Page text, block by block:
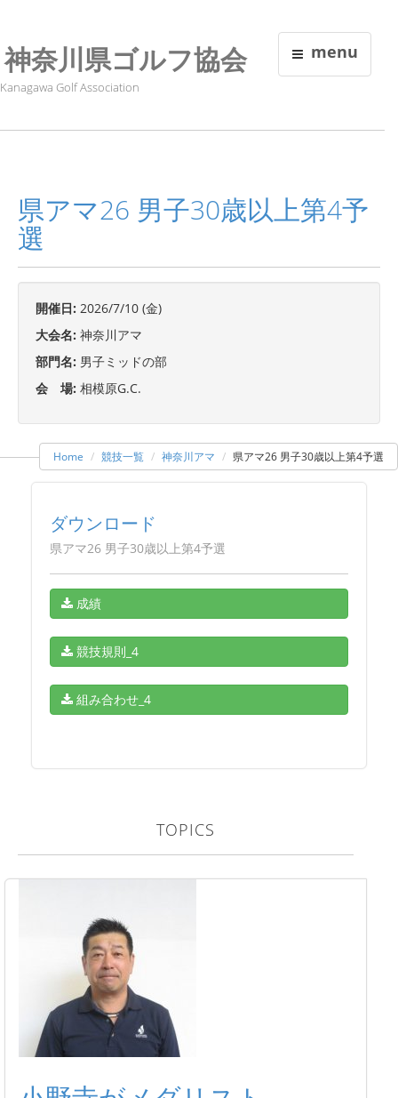
menu
神奈川県ゴルフ協会
Kanagawa Golf Association
県アマ26 男子30歳以上第4予
選
開催日: 2026/7/10 (金)
大会名: 神奈川アマ
部門名: 男子ミッドの部
会 場: 相模原G.C.
Home 競技一覧 神奈川アマ 県アマ26 男子30歳以上第4予選
ダウンロード
県アマ26 男子30歳以上第4予選
成績
競技規則_4
組み合わせ_4
TOPICS